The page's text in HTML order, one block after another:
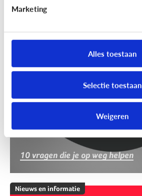
Marketing
Alles toestaan
Selectie toestaan
Weigeren
10 vragen die je op weg helpen
Nieuws en informatie